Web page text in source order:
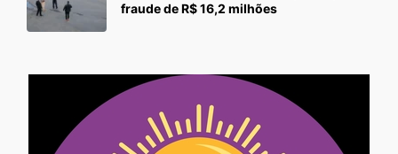
fraude de R$ 16,2 milhões